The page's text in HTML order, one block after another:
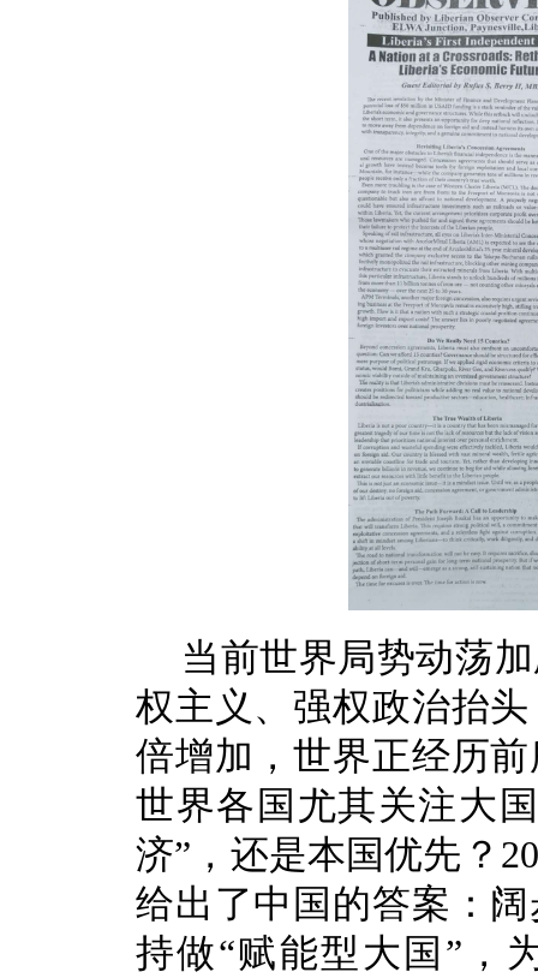
当前世界局势动荡
权主义、强权政治抬
倍增加，世界正经历
世界各国尤其关注大
济”，还是本国优先？
给出了中国的答案：
持做“赋能型大国”，